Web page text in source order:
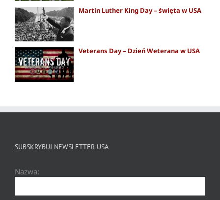
Martin Luther King Day – święta w USA
Veterans Day – Dzień Weterana w USA
SUBSKRYBUJ NEWSLETTER USA
Nazwa: